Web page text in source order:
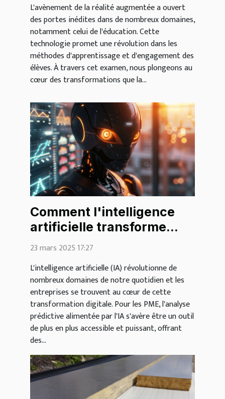
engagement
L'avènement de la réalité augmentée a ouvert
des portes inédites dans de nombreux domaines,
notamment celui de l'éducation. Cette
technologie promet une révolution dans les
méthodes d'apprentissage et d'engagement des
élèves. À travers cet examen, nous plongeons au
cœur des transformations que la...
Comment l'intelligence
artificielle transforme
l'analyse prédictive dans
23 mars 2025 17:27
L'intelligence artificielle (IA) révolutionne de
nombreux domaines de notre quotidien et les
entreprises se trouvent au cœur de cette
transformation digitale. Pour les PME, l'analyse
prédictive alimentée par l'IA s'avère être un outil
de plus en plus accessible et puissant, offrant
des...